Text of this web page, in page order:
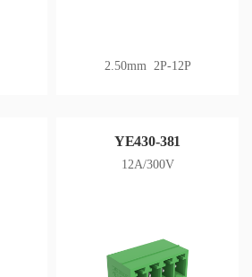
2.50mm 2P-12P
YE430-381
12A/300V